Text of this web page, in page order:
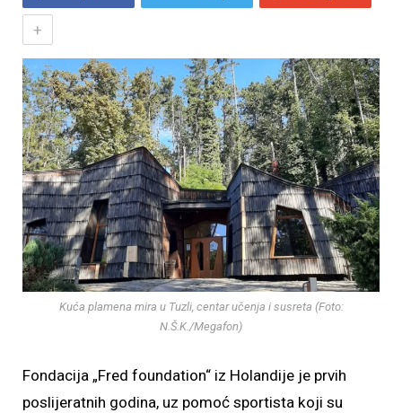
+
Kuća plamena mira u Tuzli, centar učenja i susreta (Foto:
N.Š.K./Megafon)
Fondacija „Fred foundation“ iz Holandije je prvih
poslijeratnih godina, uz pomoć sportista koji su